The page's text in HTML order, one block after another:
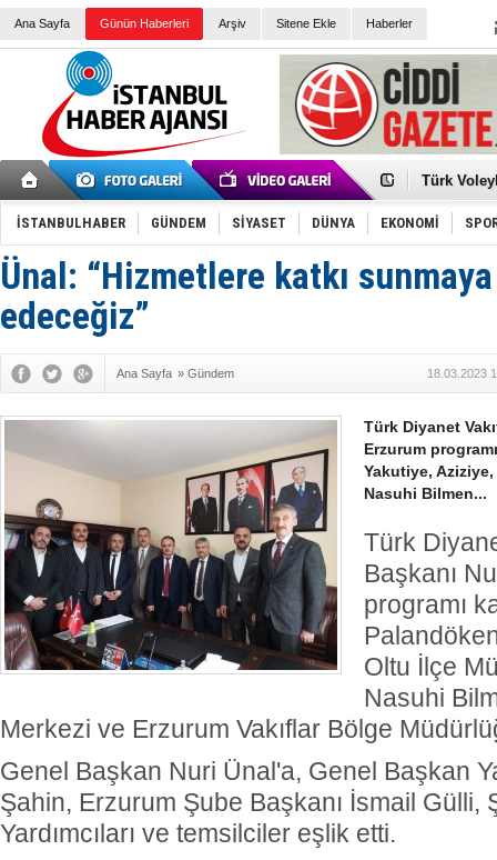
Ana Sayfa Günün Haberleri Arşiv Sitene Ekle Haberler
Elena
Türk
Töreninde
İkinci El
Guguk
Sneaker
Tommy
Ceza
Erdoğan:
İtalyan
İSTANBULHABER GÜNDEM SİYASET DÜNYA EKONOMİ
Ünal: “Hizmetlere katkı
edeceğiz”
Ana Sayfa » Gündem 18.03.2023
Türk Diyanet
Erzurum
Yakutiye,
Nasuhi Bilmen...
Türk
Başkanı
programı
Oltu İlçe
Nasuhi
Merkezi ve Erzurum Vakıflar Bölge
Genel Başkan Nuri Ünal'a, Genel Başkan
Şahin, Erzurum Şube Başkanı İsmail Gülli,
Yardımcıları ve temsilciler eşlik etti.